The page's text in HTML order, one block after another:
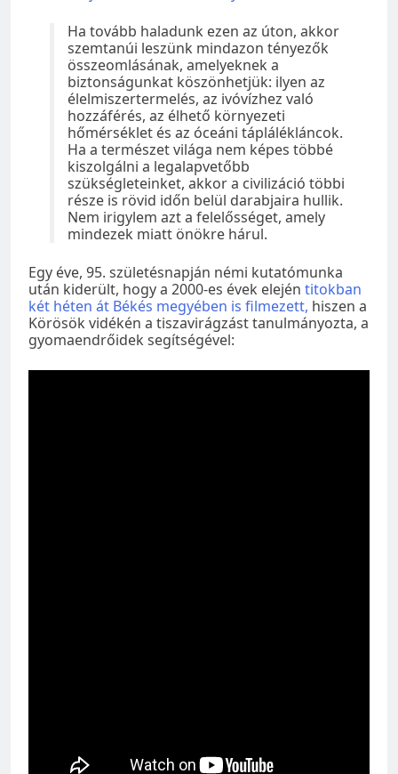
Ha tovább haladunk ezen az úton, akkor
szemtanúi leszünk mindazon tényezők
összeomlásának, amelyeknek a
biztonságunkat köszönhetjük: ilyen az
élelmiszertermelés, az ivóvízhez való
hozzáférés, az élhető környezeti
hőmérséklet és az óceáni táplálékláncok.
Ha a természet világa nem képes többé
kiszolgálni a legalapvetőbb
szükségleteinket, akkor a civilizáció többi
része is rövid időn belül darabjaira hullik.
Nem irigylem azt a felelősséget, amely
mindezek miatt önökre hárul.
Egy éve, 95. születésnapján némi kutatómunka
után kiderült, hogy a 2000-es évek elején titokban
két héten át Békés megyében is filmezett, hiszen a
Körösök vidékén a tiszavirágzást tanulmányozta, a
gyomaendrőidek segítségével: